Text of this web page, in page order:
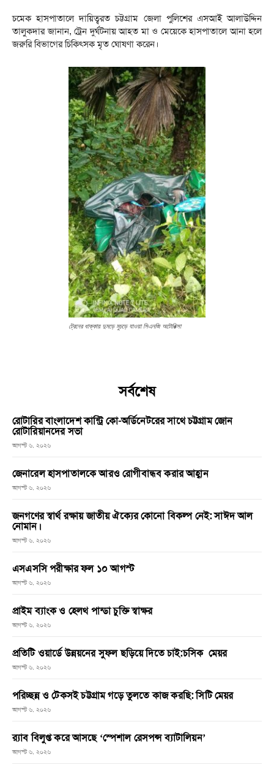
চমেক হাসপাতালে দায়িত্বরত চট্টগ্রাম জেলা পুলিশের এসআই আলাউদ্দিন
তালুকদার জানান, ট্রেন দুর্ঘটনায় আহত মা ও মেয়েকে হাসপাতালে আনা হলে
জরুরি বিভাগের চিকিৎসক মৃত ঘোষণা করেন।
ট্রেনের ধাক্কায় দুমড়ে মুচড়ে যাওয়া সিএনজি অটোরিক্সা
সর্বশেষ
রোটারির বাংলাদেশ কান্ট্রি কো-অর্ডিনেটরের সাথে চট্টগ্রাম জোন
রোটারিয়ানদের সভা
আগস্ট ৬, ২০২৬
জেনারেল হাসপাতালকে আরও রোগীবান্ধব করার আহ্বান
আগস্ট ৬, ২০২৬
জনগণের স্বার্থ রক্ষায় জাতীয় ঐক্যের কোনো বিকল্প নেই: সাঈদ আল
নোমান।
আগস্ট ৬, ২০২৬
এসএসসি পরীক্ষার ফল ১০ আগস্ট
আগস্ট ৬, ২০২৬
প্রাইম ব্যাংক ও হেলথ পান্ডা চুক্তি স্বাক্ষর
আগস্ট ৬, ২০২৬
প্রতিটি ওয়ার্ডে উন্নয়নের সুফল ছড়িয়ে দিতে চাই:চসিক মেয়র
আগস্ট ৬, ২০২৬
পরিচ্ছন্ন ও টেকসই চট্টগ্রাম গড়ে তুলতে কাজ করছি: সিটি মেয়র
আগস্ট ৬, ২০২৬
র‌্যাব বিলুপ্ত করে আসছে ‘স্পেশাল রেসপন্স ব্যাটালিয়ন’
আগস্ট ৬, ২০২৬